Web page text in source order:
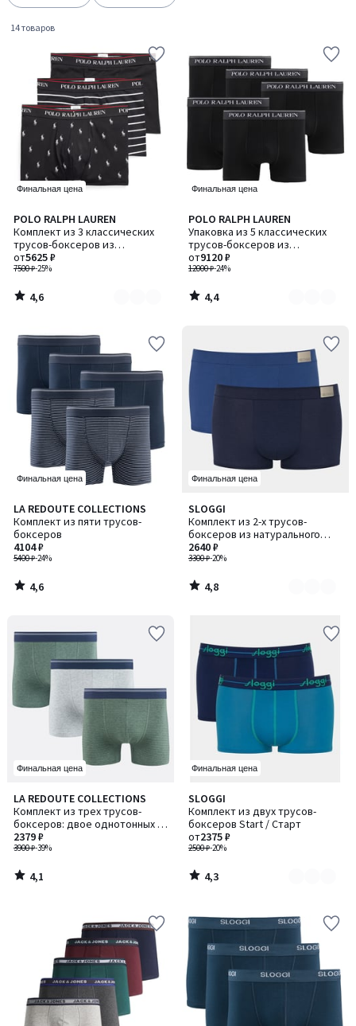
14 товаров
Финальная цена
POLO RALPH LAUREN
Комплект из 3 классических
трусов-боксеров из
эластичного хлопка
7500 ₽-25%
от5625 ₽
4,6
/ 5
Количество
цветов:
2
4,6
/
Финальная цена
POLO RALPH LAUREN
Упаковка из 5 классических
трусов-боксеров из
эластичного хлопка
12000 ₽-24%
от9120 ₽
4,4
/ 5
Количество
цветов:
3
4,4
/
Финальная цена
LA REDOUTE COLLECTIONS
Комплект из пяти трусов-
боксеров
5400 ₽-24%
4104 ₽
4,6
/ 5
4,6
/
Финальная цена
SLOGGI
Комплект из 2-х трусов-
боксеров из натурального
хлопка Go / Гоу
3300 ₽-20%
2640 ₽
4,8
/ 5
Количество
цветов:
2
4,8
/
Финальная цена
LA REDOUTE COLLECTIONS
Комплект из трех трусов-
боксеров: двое однотонных +
одни в полоску
3900 ₽-39%
2379 ₽
4,1
/ 5
4,1
/
Финальная цена
SLOGGI
Комплект из двух трусов-
боксеров Start / Старт
2500 ₽-20%
от2375 ₽
4,3
/ 5
Количество
цветов:
3
4,3
/